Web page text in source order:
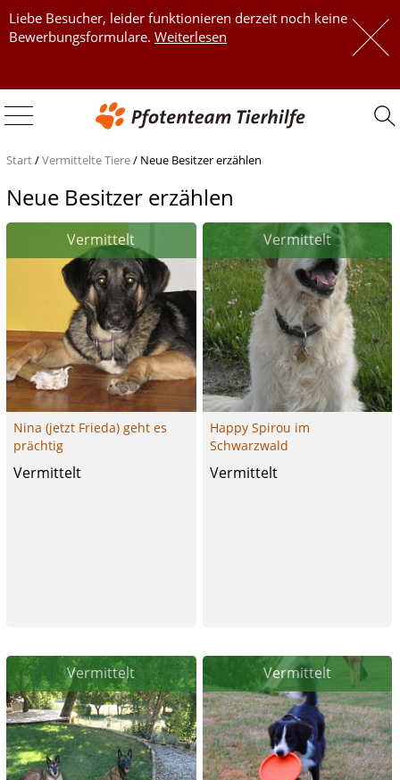
Liebe Besucher, leider funktionieren derzeit noch keine
Bewerbungsformulare. Weiterlesen
Start/Vermittelte Tiere/ Neue Besitzer erzählen
Neue Besitzer erzählen
Vermittelt
Nina (jetzt Frieda) geht es
prächtig
Vermittelt
Vermittelt
Happy Spirou im
Schwarzwald
Vermittelt
Vermittelt Vermittelt